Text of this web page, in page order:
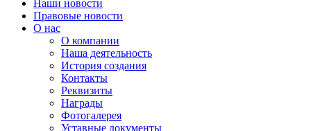
Наши новости
Правовые новости
О нас
О компании
Наша деятельность
История создания
Контакты
Реквизиты
Награды
Фотогалерея
Уставные документы